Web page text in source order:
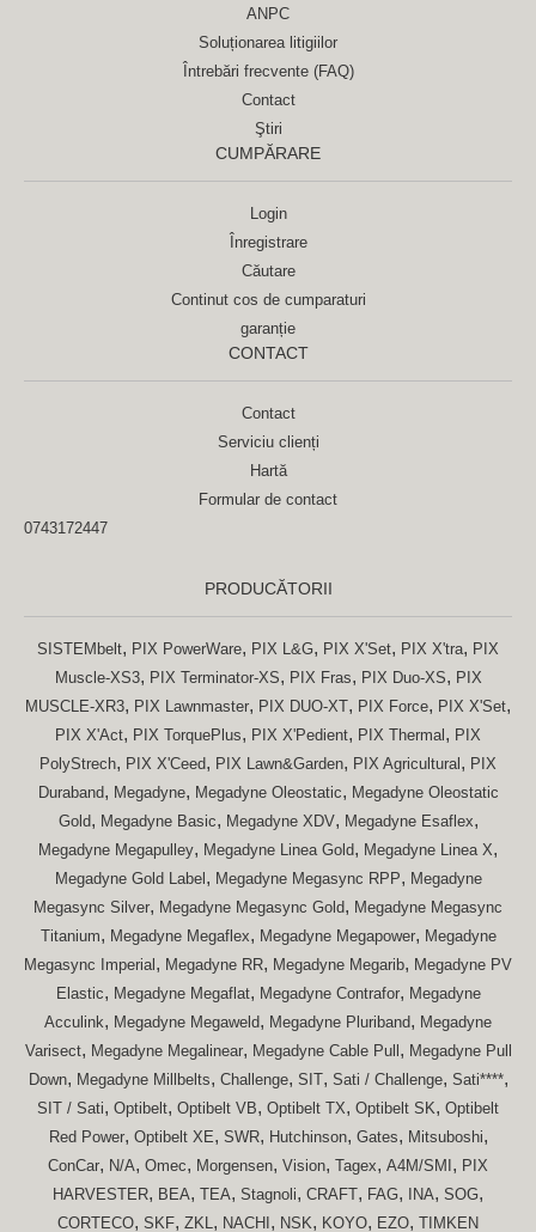
ANPC
Soluționarea litigiilor
Întrebări frecvente (FAQ)
Contact
Ştiri
CUMPĂRARE
Login
Înregistrare
Căutare
Continut cos de cumparaturi
garanție
CONTACT
Contact
Serviciu clienți
Hartă
Formular de contact
0743172447
PRODUCĂTORII
SISTEMbelt, PIX PowerWare, PIX L&G, PIX X'Set, PIX X'tra, PIX
Muscle-XS3, PIX Terminator-XS, PIX Fras, PIX Duo-XS, PIX
MUSCLE-XR3, PIX Lawnmaster, PIX DUO-XT, PIX Force, PIX X'Set,
PIX X'Act, PIX TorquePlus, PIX X'Pedient, PIX Thermal, PIX
PolyStrech, PIX X'Ceed, PIX Lawn&Garden, PIX Agricultural, PIX
Duraband, Megadyne, Megadyne Oleostatic, Megadyne Oleostatic
Gold, Megadyne Basic, Megadyne XDV, Megadyne Esaflex,
Megadyne Megapulley, Megadyne Linea Gold, Megadyne Linea X,
Megadyne Gold Label, Megadyne Megasync RPP, Megadyne
Megasync Silver, Megadyne Megasync Gold, Megadyne Megasync
Titanium, Megadyne Megaflex, Megadyne Megapower, Megadyne
Megasync Imperial, Megadyne RR, Megadyne Megarib, Megadyne PV
Elastic, Megadyne Megaflat, Megadyne Contrafor, Megadyne
Acculink, Megadyne Megaweld, Megadyne Pluriband, Megadyne
Varisect, Megadyne Megalinear, Megadyne Cable Pull, Megadyne Pull
Down, Megadyne Millbelts, Challenge, SIT, Sati / Challenge, Sati****,
SIT / Sati, Optibelt, Optibelt VB, Optibelt TX, Optibelt SK, Optibelt
Red Power, Optibelt XE, SWR, Hutchinson, Gates, Mitsuboshi,
ConCar, N/A, Omec, Morgensen, Vision, Tagex, A4M/SMI, PIX
HARVESTER, BEA, TEA, Stagnoli, CRAFT, FAG, INA, SOG,
CORTECO, SKF, ZKL , NACHI, NSK, KOYO, EZO, TIMKEN